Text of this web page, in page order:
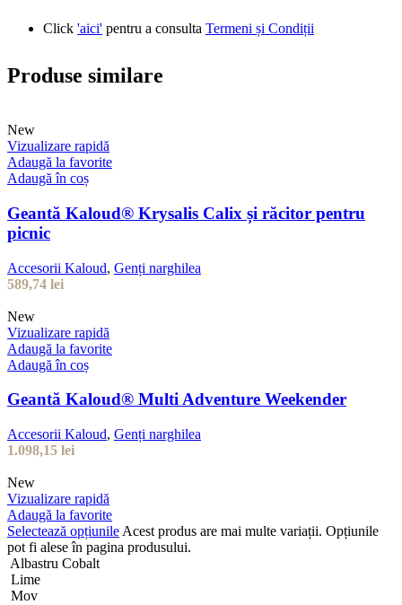
Click 'aici' pentru a consulta Termeni și Condiții
Produse similare
New
Vizualizare rapidă
Adaugă la favorite
Adaugă în coș
Geantă Kaloud® Krysalis Calix și răcitor pentru
picnic
Accesorii Kaloud, Genți narghilea
589,74 lei
New
Vizualizare rapidă
Adaugă la favorite
Adaugă în coș
Geantă Kaloud® Multi Adventure Weekender
Accesorii Kaloud, Genți narghilea
1.098,15 lei
New
Vizualizare rapidă
Adaugă la favorite
Selectează opțiunile Acest produs are mai multe variații. Opțiunile
pot fi alese în pagina produsului.
Albastru Cobalt
Lime
Mov